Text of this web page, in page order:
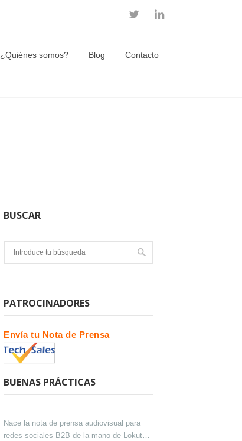
¿Quiénes somos? Blog Contacto
BUSCAR
PATROCINADORES
Envía tu Nota de Prensa
BUENAS PRÁCTICAS
Nace la nota de prensa audiovisual para
redes sociales B2B de la mano de Lokutor